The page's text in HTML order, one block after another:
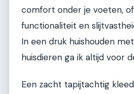
comfort onder je voeten,
functionaliteit en
In een druk huishouden
huisdieren ga ik altijd voor
Een zacht tapijtachtig